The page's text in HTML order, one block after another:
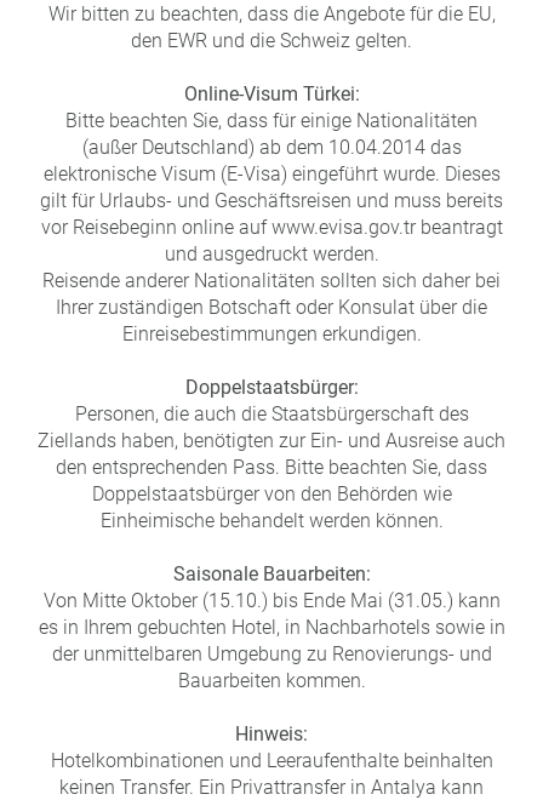
Wir bitten zu beachten, dass die Angebote für die EU,
den EWR und die Schweiz gelten.
Online-Visum Türkei:
Bitte beachten Sie, dass für einige Nationalitäten
(außer Deutschland) ab dem 10.04.2014 das
elektronische Visum (E-Visa) eingeführt wurde. Dieses
gilt für Urlaubs- und Geschäftsreisen und muss bereits
vor Reisebeginn online auf www.evisa.gov.tr beantragt
und ausgedruckt werden.
Reisende anderer Nationalitäten sollten sich daher bei
Ihrer zuständigen Botschaft oder Konsulat über die
Einreisebestimmungen erkundigen.
Doppelstaatsbürger:
Personen, die auch die Staatsbürgerschaft des
Ziellands haben, benötigten zur Ein- und Ausreise auch
den entsprechenden Pass. Bitte beachten Sie, dass
Doppelstaatsbürger von den Behörden wie
Einheimische behandelt werden können.
Saisonale Bauarbeiten:
Von Mitte Oktober (15.10.) bis Ende Mai (31.05.) kann
es in Ihrem gebuchten Hotel, in Nachbarhotels sowie in
der unmittelbaren Umgebung zu Renovierungs- und
Bauarbeiten kommen.
Hinweis:
Hotelkombinationen und Leeraufenthalte beinhalten
keinen Transfer. Ein Privattransfer in Antalya kann